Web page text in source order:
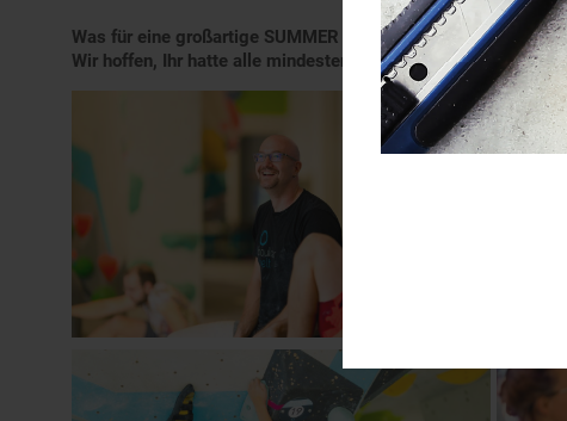
Was für eine großartige SUMMER SESSION 2023! Vielen
Wir hoffen, Ihr hatte alle mindestens genauso viel Spaß wie